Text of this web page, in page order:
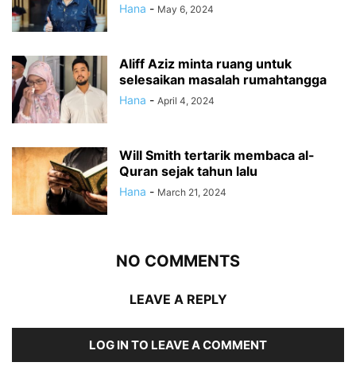
Hana - May 6, 2024
Aliff Aziz minta ruang untuk
selesaikan masalah rumahtangga
Hana - April 4, 2024
Will Smith tertarik membaca al-
Quran sejak tahun lalu
Hana - March 21, 2024
NO COMMENTS
LEAVE A REPLY
LOG IN TO LEAVE A COMMENT